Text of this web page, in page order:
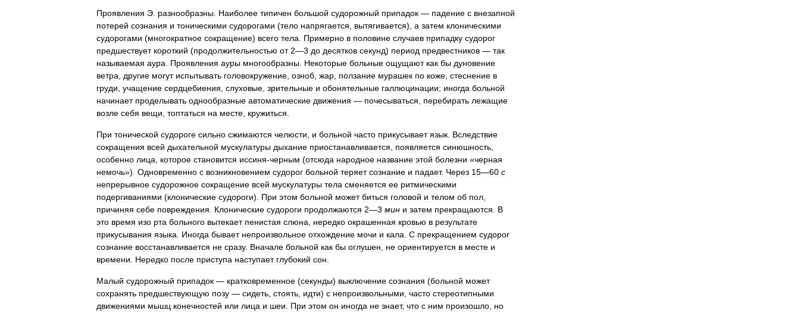
Проявления Э разнообразны Наиболее типичен большой судорожный припадок — падение с внезапной
потерей сознания и тоническими судорогами (тело напрягается вытягивается), а затем клоническими
судорогами (многократное сокращение) всего тела Примерно в половине случаев припадку судорог
предшествует короткий (продолжительностью от 2—3 до десятков секунд) период предвестников — так
называемая аура Проявления ауры многообразны Некоторые больные ощущают как бы дуновение
ветра
другие могут испытывать головокружение озноб жар ползание мурашек по коже стеснение в
груди учащение сердцебиения слуховые зрительные и обонятельные галлюцинации; иногда больной
начинает проделывать однообразные автоматические движения — почесываться перебирать лежащие
возле себя вещи топтаться на месте кружиться
При тонической судороге сильно сжимаются челюсти и больной часто прикусывает язык Вследствие
сокращения всей дыхательной мускулатуры дыхание приостанавливается появляется синюшность
особенно лица которое становится иссиня-черным (отсюда народное название этой болезни «черная
немочь»). Одновременно с возникновением судорог больной теряет сознание и падает. Через 15—60 с
непрерывное судорожное сокращение всей мускулатуры тела сменяется ее ритмическими
подергиваниями (клонические судороги). При этом больной может биться головой и телом об пол
причиняя себе повреждения Клонические судороги продолжаются 2—3 мин и затем прекращаются
В
это время изо рта больного вытекает пенистая слюна нередко окрашенная кровью в результате
прикусывания языка Иногда бывает непроизвольное отхождение мочи и кала С прекращением судорог
сознание восстанавливается не сразу. Вначале больной как бы оглушен не ориентируется в месте и
времени
Нередко после приступа наступает глубокий сон
Малый судорожный припадок — кратковременное (секунды) выключение сознания (больной может
сохранять предшествующую позу — сидеть стоять идти) с непроизвольными часто стереотипными
движениями мышц конечностей или лица и шеи При этом он иногда не знает, что с ним произошло но